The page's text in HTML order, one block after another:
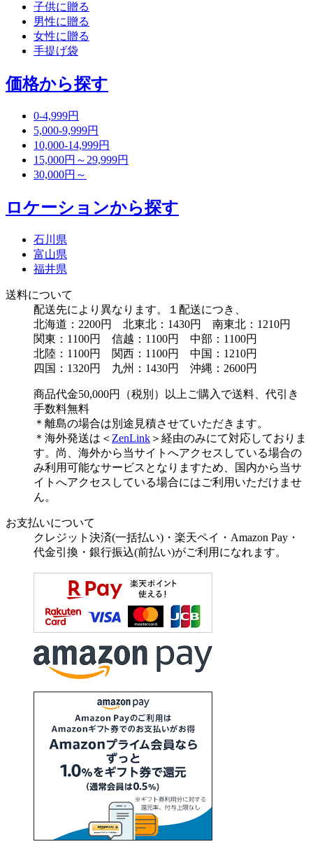
子供に贈る
男性に贈る
女性に贈る
手提げ袋
価格から探す
0-4,999円
5,000-9,999円
10,000-14,999円
15,000円～29,999円
30,000円～
ロケーションから探す
石川県
富山県
福井県
送料について
配送先により異なります。１配送につき、
北海道：2200円 北東北：1430円 南東北：1210円
関東：1100円 信越：1100円 中部：1100円
北陸：1100円 関西：1100円 中国：1210円
四国：1320円 九州：1430円 沖縄：2600円
商品代金50,000円（税別）以上ご購入で送料、代引き
手数料無料
＊離島の場合は別途見積させていただきます。
＊海外発送は＜ ZenLink ＞経由のみにて対応しておりま
す。尚、海外から当サイトへアクセスしている場合の
み利用可能なサービスとなりますため、国内から当サ
イトへアクセスしている場合にはご利用いただけませ
ん。
お支払いについて
クレジット決済(一括払い)・楽天ペイ・Amazon Pay・
代金引換・銀行振込(前払い)がご利用になれます。